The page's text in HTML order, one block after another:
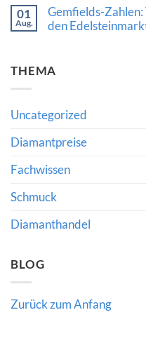
für
den
internationalen
zu
Strategische
Führung
Schmuckhandel:
für
Käufer
Händler
bedeutet
01
Aug.
Gemfields-
den
Gemfields-
den
bedeuten
THEMA
Uncategorized
Diamantpreise
Fachwissen
Schmuck
Diamanthandel
BLOG
Zurück zum Anfang